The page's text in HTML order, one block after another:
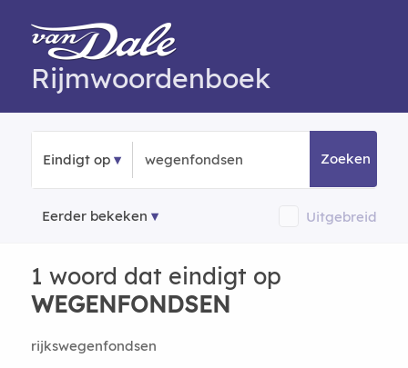
Rijmwoordenboek
Eindigt op Zoeken
Eerder bekeken Uitgebreid
1 woord dat eindigt op
WEGENFONDSEN
rijkswegenfondsen